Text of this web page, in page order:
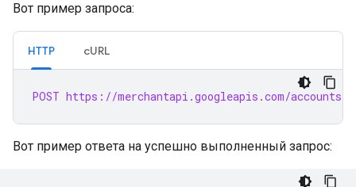
Вот пример запроса:
HTTP cURL
POST https://merchantapi.googleapis.com/accounts/
Вот пример ответа на успешно выполненный запрос: